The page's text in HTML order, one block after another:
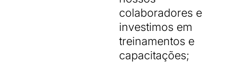
colaboradores e
investimos em
treinamentos e
capacitações;